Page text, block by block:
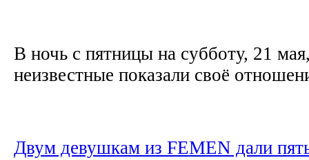
В ночь с пятницы на субботу, 21
неизвестные показали своё
Двум девушкам из FEMEN дали